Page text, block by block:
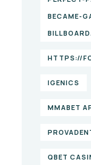
BECAME-
HTTPS://
IGENICS
MMABET
QBET